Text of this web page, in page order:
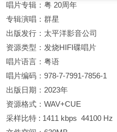
唱片专辑：粤 20周年
专辑演唱：群星
出版发行：太平洋影音公司
资源类型：发烧HIFI碟唱片
唱片语言：粤语
唱片编码：978-7-7991-7856-1
出版日期：2023年
资源格式：WAV+CUE
采样比特 : 1411 kbps 44100 Hz